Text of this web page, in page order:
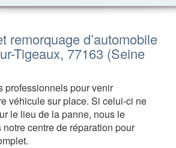
remorquage d’automobile
Tigeaux, 77163 (Seine
professionnels pour venir
véhicule sur place. Si celui-ci ne
le lieu de la panne, nous le
centre de réparation pour